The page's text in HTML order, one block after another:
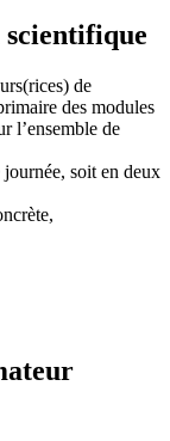
de
des modules
l’ensemble de
journée, soit en deux